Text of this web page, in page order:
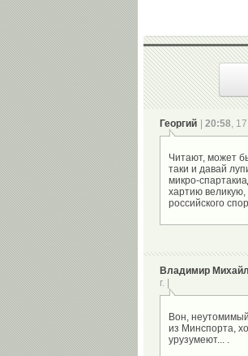
Георгий 20:58,
Читают, может
таки и давай
микро-
хартию великую,
Владимир
г. |
Вон,
из Минспорта,